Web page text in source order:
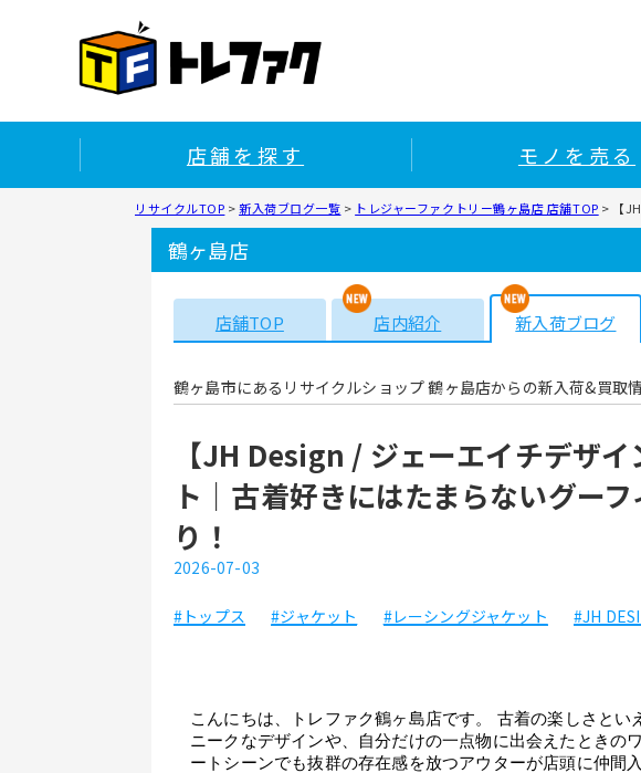
店舗を探す モノを売る
リサイクルTOP >新入荷ブログ一覧 > トレジャーファクトリー鶴ヶ島店 店舗TOP > 【
鶴ヶ島店
店舗TOP 店内紹介 新入荷ブログ
鶴ヶ島市にあるリサイクルショップ 鶴ヶ島店からの新入荷&買取
【JH Design / ジェーエイチデザ
ト｜古着好きにはたまらないグー
り！
2026-07-03
#トップス #ジャケット #レーシングジャケット #JH
こんにちは、トレファク鶴ヶ島店です。 古着の楽しさと
ニークなデザインや、自分だけの一点物に出会えたときの
ートシーンでも抜群の存在感を放つアウターが店頭に仲間